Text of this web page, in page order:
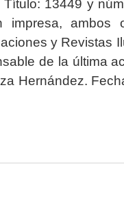
13449 y
impresa, ambos
y Revistas
de la última
Hernández.